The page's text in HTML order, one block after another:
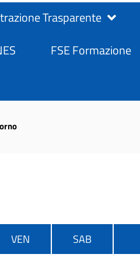
Trasparente
FSE Formazione
VEN SAB